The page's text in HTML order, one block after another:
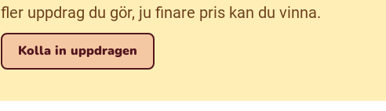
fler uppdrag du gör, ju finare pris kan du vinna.
Kolla in uppdragen